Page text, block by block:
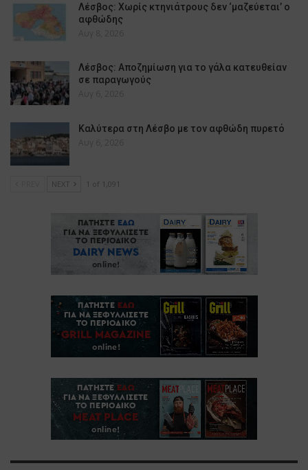
Λέσβος: Χωρίς κτηνιάτρους δεν ‘μαζεύεται’ ο
αφθώδης
Αυγ 8, 2026
Λέσβος: Αποζημίωση για το γάλα κατευθείαν
σε παραγωγούς
Αυγ 6, 2026
Καλύτερα στη Λέσβο με τον αφθώδη πυρετό
Αυγ 6, 2026
NEXT 1 of 1,091